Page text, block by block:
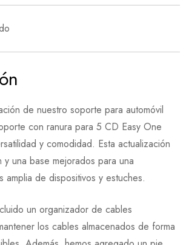
de nuestro soporte para automóvil
con ranura para 5 CD Easy One
y comodidad. Esta actualización
una base mejorados para una
amplia de dispositivos y estuches.
un organizador de cables
los cables almacenados de forma